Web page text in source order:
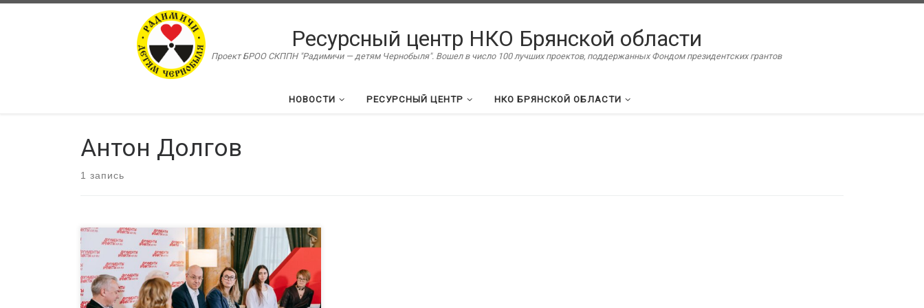
Ресурсный центр НКО Брянской области
Проект БРОО СКППН "Радимичи — детям Чернобыля". Вошел в число 100 лучших проектов, поддержанных Фондом президентских грантов
НОВОСТИ РЕСУРСНЫЙ ЦЕНТР НКО БРЯНСКОЙ ОБЛАСТИ
Антон Долгов
1 запись
Сегодня в России, по данным Минюста, 215 тыс.
НКО. И ежегодно регистрируется более 11 тыс.
новых НКО. При этом деятельность в области
благотворительности, реализации социальных